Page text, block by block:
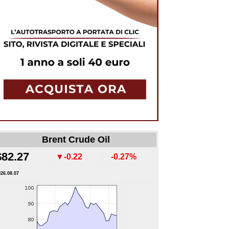
Brent Crude Oil
▼-0.22 -0.27%